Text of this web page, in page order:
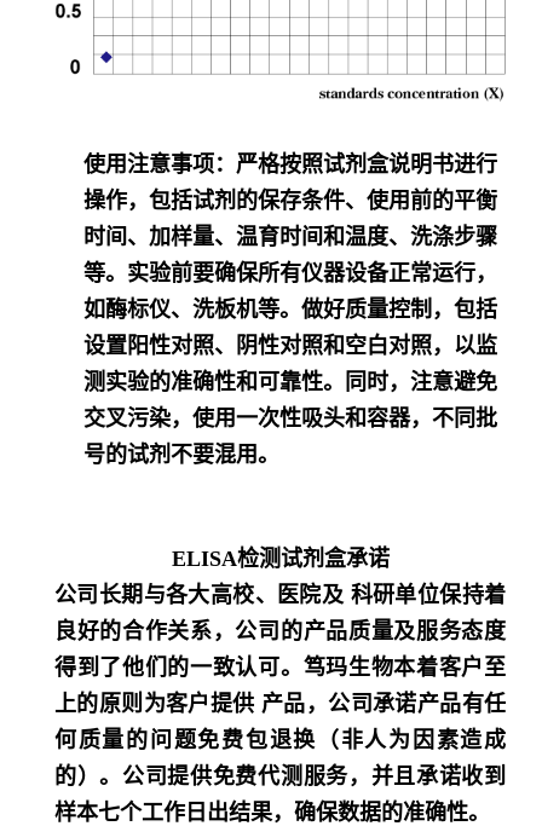
使用注意事项：严格按照试剂盒说明书进行
操作，包括试剂的保存条件、使用前的平衡
时间、加样量、温育时间和温度、洗涤步骤
等。实验前要确保所有仪器设备正常运行，
如酶标仪、洗板机等。做好质量控制，包括
设置阳性对照、阴性对照和空白对照，以监
测实验的准确性和可靠性。同时，注意避免
交叉污染，使用一次性吸头和容器，不同批
号的试剂不要混用。
ELISA检测试剂盒承诺
公司长期与各大高校、医院及 科研单位保持着
良好的合作关系，公司的产品质量及服务态度
得到了他们的一致认可。笃玛生物本着客户至
上的原则为客户提供 产品，公司承诺产品有任
何质量的问题免费包退换（非人为因素造成
的）。公司提供免费代测服务，并且承诺收到
样本七个工作日出结果，确保数据的准确性。